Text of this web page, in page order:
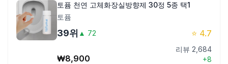
토퓸 천연 고체화장실방향제 30정 5종 택1
토퓸
39위 ▲ 72 ⭐ 4.7
₩8,900
리뷰 2,684
+8